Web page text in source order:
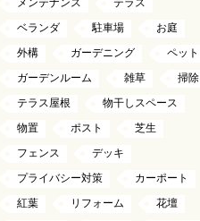
メンテナンス
テラス
ベランダ
駐車場
お庭
外構
ガーデニング
ペット
ガーデンルーム
雑草
掃除
テラス屋根
物干しスペース
物置
ポスト
芝生
フェンス
デッキ
プライバシー対策
カーポート
紅葉
リフォーム
花壇